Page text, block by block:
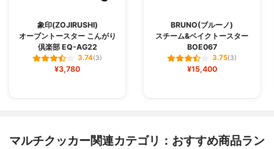
象印(ZOJIRUSHI)
オーブントースター こんがり
倶楽部 EQ-AG22
3.74(3)
¥3,780
BRUNO(ブルーノ)
スチーム&ベイクトースター
BOE067
3.75(3)
¥15,400
マルチクッカー関連カテゴリ：おすすめ商品ラン